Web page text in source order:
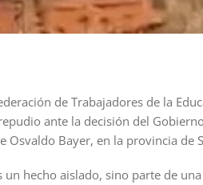
de Trabajadores de la
ante la decisión del
Osvaldo Bayer, en la provincia de
un hecho aislado, sino parte de